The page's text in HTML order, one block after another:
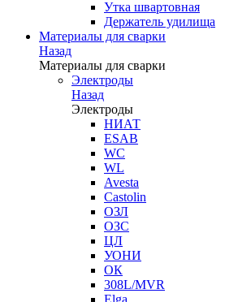
Утка швартовная
Держатель удилища
Материалы для сварки
Назад
Материалы для сварки
Электроды
Назад
Электроды
НИАТ
ESAB
WC
WL
Avesta
Castolin
ОЗЛ
ОЗС
ЦЛ
УОНИ
ОК
308L/MVR
Elga